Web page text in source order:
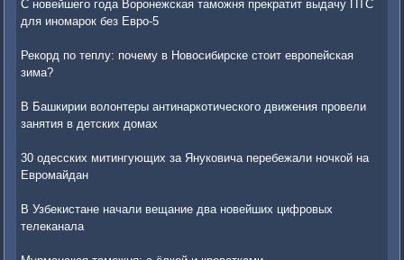
С новейшего года Воронежская таможня прекратит выдачу ПТС
для иномарок без Евро-5
Рекорд по теплу: почему в Новосибирске стоит европейская
зима?
В Башкирии волонтеры антинаркотического движения провели
занятия в детских домах
30 одесских митингующих за Януковича перебежали ночкой на
Евромайдан
В Узбекистане начали вещание два новейших цифровых
телеканала